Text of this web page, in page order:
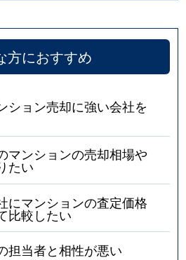
方におすすめ
ション売却に強い会社を
マンションの売却相場や
たい
にマンションの査定価格
比較したい
担当者と相性が悪い